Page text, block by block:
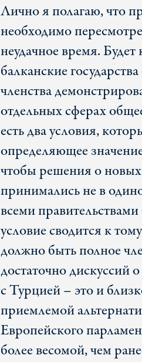
Лично я полагаю, что
необходимо
неудачное время.
балканские
членства
отдельных сферах
есть два условия,
определяющее
чтобы решения о
принимались не в
всеми
условие сводится к
должно быть полное
достаточно дискуссий
с Турцией – это и
приемлемой
Европейского
более весомой, чем